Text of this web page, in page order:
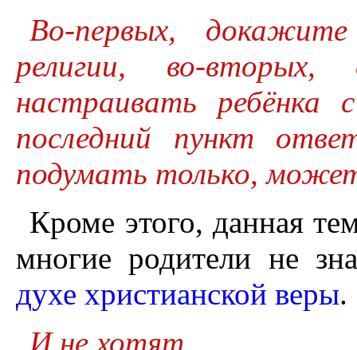
Во-первых,
религии, во-
настраивать
последний пункт
подумать только,
Кроме этого, данная
многие родители не
духе христианской веры.
И не хотят.